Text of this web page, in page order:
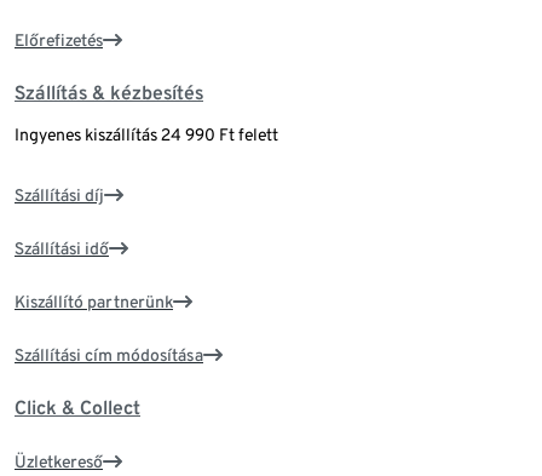
Előrefizetés
Szállítás & kézbesítés
Ingyenes kiszállítás 24 990 Ft felett
Szállítási díj
Szállítási idő
Kiszállító partnerünk
Szállítási cím módosítása
Click & Collect
Üzletkereső